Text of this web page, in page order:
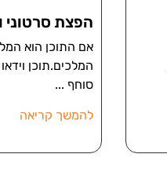
הפצת סרטוני
אם התוכן הוא
המלכים.תוכן
סוחף
להמשך קריאה